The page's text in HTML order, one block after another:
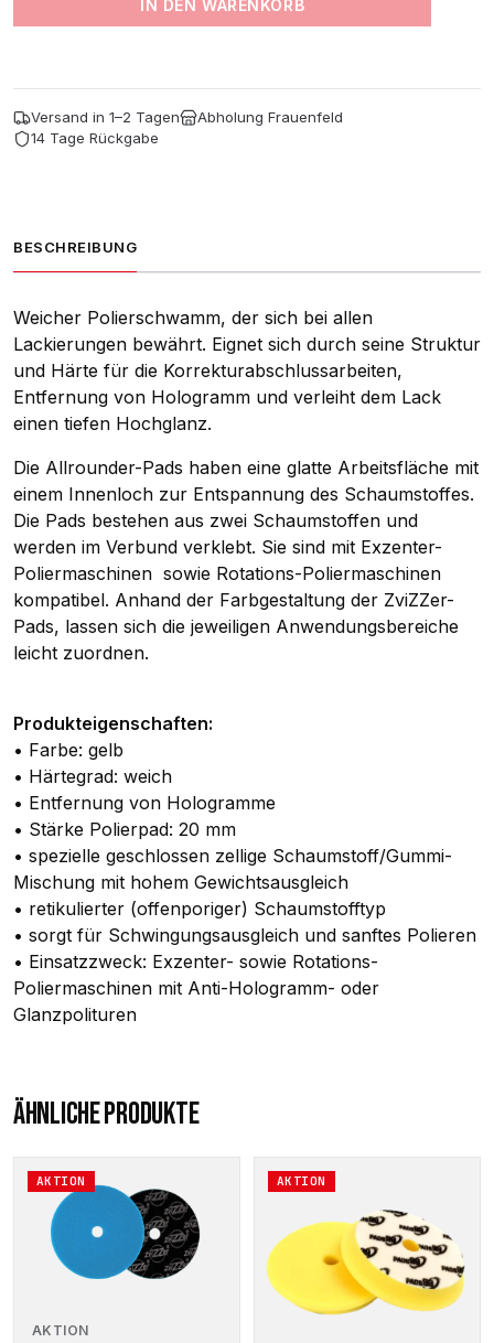
IN DEN WARENKORB
Versand in 1–2 Tagen
Abholung Frauenfeld
14 Tage Rückgabe
BESCHREIBUNG
Weicher Polierschwamm, der sich bei allen
Lackierungen bewährt. Eignet sich durch seine Struktur
und Härte für die Korrekturabschlussarbeiten,
Entfernung von Hologramm und verleiht dem Lack
einen tiefen Hochglanz.
Die Allrounder-Pads haben eine glatte Arbeitsfläche mit
einem Innenloch zur Entspannung des Schaumstoffes.
Die Pads bestehen aus zwei Schaumstoffen und
werden im Verbund verklebt. Sie sind mit Exzenter-
Poliermaschinen sowie Rotations-Poliermaschinen
kompatibel. Anhand der Farbgestaltung der ZviZZer-
Pads, lassen sich die jeweiligen Anwendungsbereiche
leicht zuordnen.
Produkteigenschaften:
• Farbe: gelb
• Härtegrad: weich
• Entfernung von Hologramme
• Stärke Polierpad: 20 mm
• spezielle geschlossen zellige Schaumstoff/Gummi-
Mischung mit hohem Gewichtsausgleich
• retikulierter (offenporiger) Schaumstofftyp
• sorgt für Schwingungsausgleich und sanftes Polieren
• Einsatzzweck: Exzenter- sowie Rotations-
Poliermaschinen mit Anti-Hologramm- oder
Glanzpolituren
ÄHNLICHE PRODUKTE
AKTION
AKTION
Dieses
Produkt
mehrere
Varianten
Optionen
AKTION
Dieses
Produkt
mehrere
Varianten
auf.